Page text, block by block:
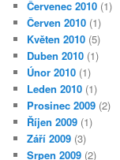
Červenec 2010 (1)
Červen 2010 (1)
Květen 2010 (5)
Duben 2010 (1)
Únor 2010 (1)
Leden 2010 (1)
Prosinec 2009 (2)
Říjen 2009 (1)
Září 2009 (3)
Srpen 2009 (2)